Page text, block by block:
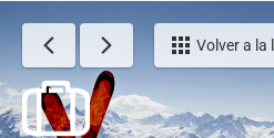
Volver a la